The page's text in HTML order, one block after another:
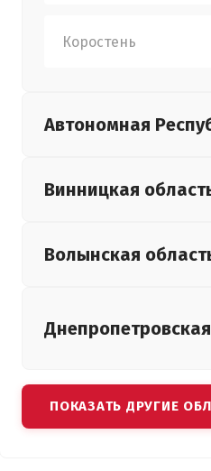
Коростень
Автономная
Винницкая
Волынская
Днепропетровская
ПОКАЗАТЬ ДРУГИЕ